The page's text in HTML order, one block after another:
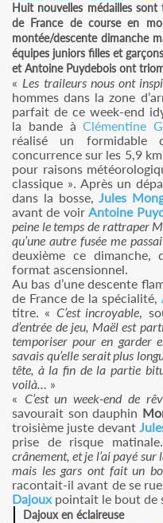
Huit nouvelles médailles sont
de France de course en
montée/descente dimanche
équipes juniors filles et
et Antoine Puydebois ont
« Les traileurs nous ont
hommes dans la zone
parfait de ce week-end
la bande àClémentine
réalisé un formidable
concurrence sur les 5,9
pour raisons
classique ». Après un
dans la bosse,Jules
avant de voirAntoine
peine le temps de rattraper
qu’une autre fusée me
deuxième ce
format ascensionnel.
Au bas d’une descente
de France de la spécialité,
titre. « C’est incroyable,
d’entrée de jeu, Maël est
temporiser pour en garder
savais qu’elle serait plus
tête, à la fin de la partie
voilà… »
« C’est un week-end de
savourait son dauphin
troisième juste devant
prise de risque
crânement, et je l’ai payé sur
mais les gars ont fait un
racontait-il avant de se
Dajouxpointait le bout de
Dajoux en éclaireuse